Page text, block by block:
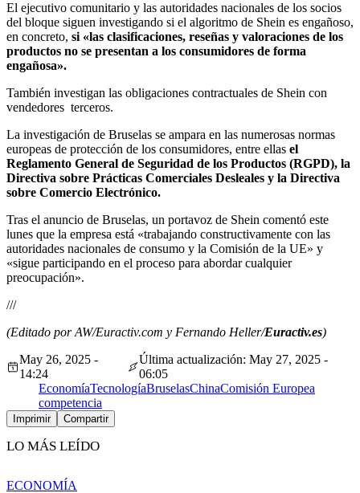
El ejecutivo comunitario y las autoridades nacionales de los socios
del bloque siguen investigando si el algoritmo de Shein es engañoso,
en concreto, si «las clasificaciones, reseñas y valoraciones de los
productos no se presentan a los consumidores de forma
engañosa».
También investigan las obligaciones contractuales de Shein con
vendedores terceros.
La investigación de Bruselas se ampara en las numerosas normas
europeas de protección de los consumidores, entre ellas el
Reglamento General de Seguridad de los Productos (RGPD), la
Directiva sobre Prácticas Comerciales Desleales y la Directiva
sobre Comercio Electrónico.
Tras el anuncio de Bruselas, un portavoz de Shein comentó este
lunes que la empresa está «trabajando constructivamente con las
autoridades nacionales de consumo y la Comisión de la UE» y
«sigue participando en el proceso para abordar cualquier
preocupación».
///
(Editado por AW/Euractiv.com y Fernando Heller/Euractiv.es)
May 26, 2025 -
14:24
Última actualización: May 27, 2025 -
06:05
EconomíaTecnologíaBruselasChinaComisión Europea
competencia
Imprimir Compartir
LO MÁS LEÍDO
ECONOMÍA